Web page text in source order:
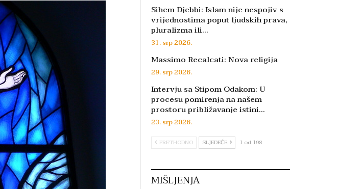
Sihem Djebbi: Islam nije nespojiv s
vrijednostima poput ljudskih prava,
pluralizma ili…
31. srp 2026.
Massimo Recalcati: Nova religija
29. srp 2026.
Intervju sa Stipom Odakom: U
procesu pomirenja na našem
prostoru približavanje istini…
23. srp 2026.
PRETHODNO SLJEDEĆE 1 od 198
MIŠLJENJA